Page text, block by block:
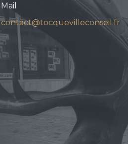
Mail
contact@tocquevilleconseil.fr